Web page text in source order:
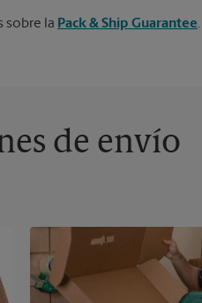
sobre la Pack & Ship Guarantee.
de envío